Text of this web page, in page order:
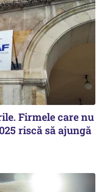
Firmele care nu
riscă să ajungă